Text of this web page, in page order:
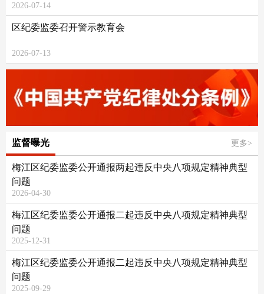
2026-07-14
区纪委监委召开警示教育会
2026-07-13
监督曝光 更多>
梅江区纪委监委公开通报两起违反中央八项规定精神典型
问题
2026-04-30
梅江区纪委监委公开通报二起违反中央八项规定精神典型
问题
2025-12-31
梅江区纪委监委公开通报二起违反中央八项规定精神典型
问题
2025-09-29